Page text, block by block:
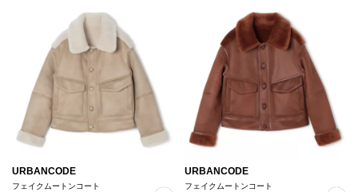
URBANCODE
フェイクムートンコート
URBANCODE
フェイクムートンコート